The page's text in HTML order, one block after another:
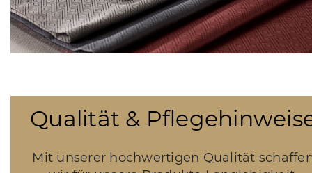
Qualität &
Mit unserer hochwertigen Qualität